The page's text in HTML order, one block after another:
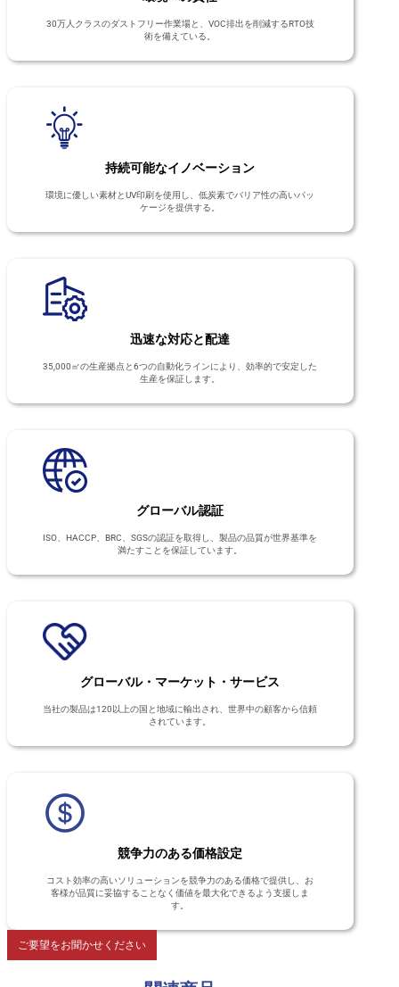
30万人クラスのダストフリー作業場と、VOC排出を削減するRTO技
術を備えている。
持続可能なイノベーション
環境に優しい素材とUV印刷を使用し、低炭素でバリア性の高いパッ
ケージを提供する。
迅速な対応と配達
35,000㎡の生産拠点と6つの自動化ラインにより、効率的で安定した
生産を保証します。
グローバル認証
ISO、HACCP、BRC、SGSの認証を取得し、製品の品質が世界基準を
満たすことを保証しています。
グローバル・マーケット・サービス
当社の製品は120以上の国と地域に輸出され、世界中の顧客から信頼
されています。
競争力のある価格設定
コスト効率の高いソリューションを競争力のある価格で提供し、お
客様が品質に妥協することなく価値を最大化できるよう支援しま
す。
ご要望をお聞かせください